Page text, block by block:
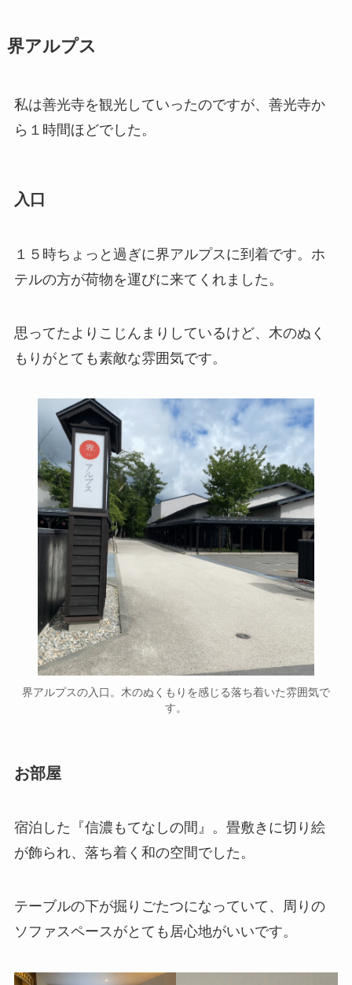
界アルプス
私は善光寺を観光していったのですが、善光寺か
ら１時間ほどでした。
入口
１５時ちょっと過ぎに界アルプスに到着です。ホ
テルの方が荷物を運びに来てくれました。
思ってたよりこじんまりしているけど、木のぬく
もりがとても素敵な雰囲気です。
界アルプスの入口。木のぬくもりを感じる落ち着いた雰囲気で
す。
お部屋
宿泊した『信濃もてなしの間』。畳敷きに切り絵
が飾られ、落ち着く和の空間でした。
テーブルの下が掘りごたつになっていて、周りの
ソファスペースがとても居心地がいいです。